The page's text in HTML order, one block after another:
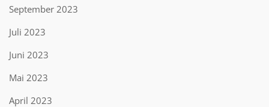
September 2023
Juli 2023
Juni 2023
Mai 2023
April 2023